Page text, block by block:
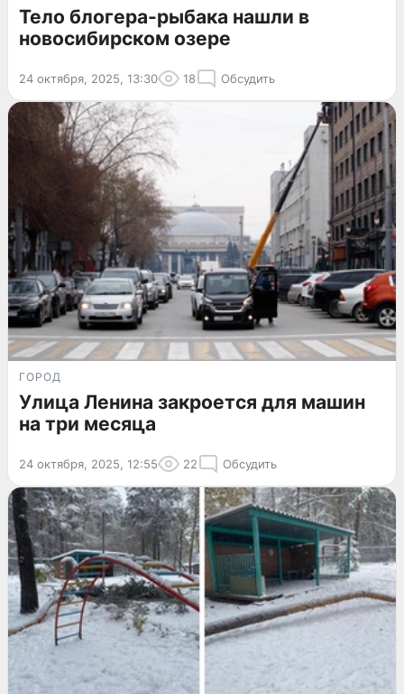
Тело блогера-рыбака нашли в
новосибирском озере
24 октября, 2025, 13:30 18 Обсудить
ГОРОД
Улица Ленина закроется для машин
на три месяца
24 октября, 2025, 12:55 22 Обсудить